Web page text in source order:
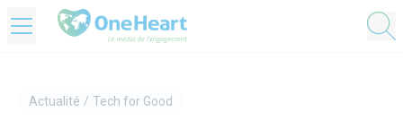
Actualité / Santé
Actualité / Société
Actualité / Tech for Good